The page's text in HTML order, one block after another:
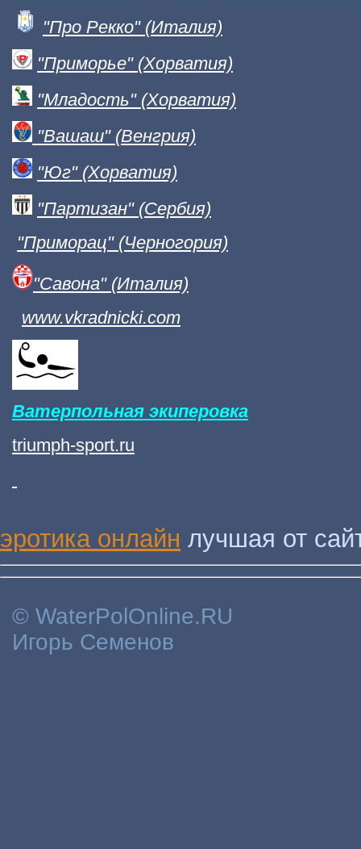
"Про Рекко" (Италия)
"Приморье" (Хорватия)
"Младость" (Хорватия)
"Вашаш" (Венгрия)
"Юг" (Хорватия)
"Партизан" (Сербия)
"Приморац"(Черногория)
"Савона" (Италия)
www.vkradnicki.com
Ватерпольная экиперовка
triumph-sport.ru
эротика онлайн лучшая от
© WaterPolOnline.RU
Игорь Семенов